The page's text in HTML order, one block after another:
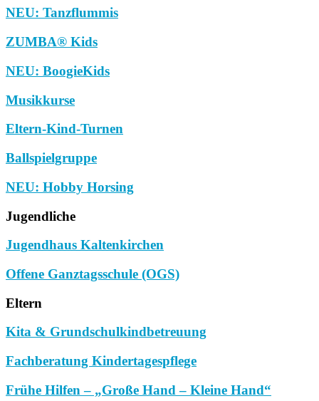
NEU: Tanzflummis
ZUMBA® Kids
NEU: BoogieKids
Musikkurse
Eltern-Kind-Turnen
Ballspielgruppe
NEU: Hobby Horsing
Jugendliche
Jugendhaus Kaltenkirchen
Offene Ganztagsschule (OGS)
Eltern
Kita & Grundschulkindbetreuung
Fachberatung Kindertagespflege
Frühe Hilfen – „Große Hand – Kleine Hand“